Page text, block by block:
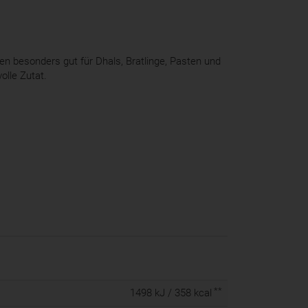
besonders gut für Dhals, Bratlinge, Pasten und
Zutat.
1498 kJ / 358 kcal **